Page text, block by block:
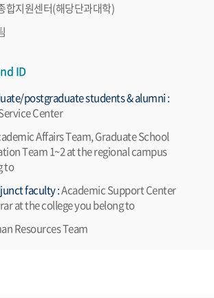
합지원센터(해당단과대학)
ID
postgraduate students & alumni :
Center
Affairs Team, Graduate School
Team 1~2 at the regional campus
to
faculty :Academic Support Center
at the college you belong to
Resources Team